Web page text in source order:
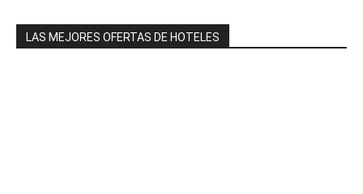
LAS MEJORES OFERTAS DE HOTELES